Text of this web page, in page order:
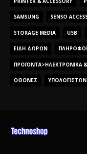
SAMSUNG SENSO
STORAGE MEDIA USB
ΕΊΔΗ ΔΏΡΩΝ
ΠΡΟΪΌΝΤΑ>ΗΛΕΚΤΡΟΝΙΚΆ
ΟΘΌΝΕΣ ΥΠΟΛΟΓΙΣΤΏΝ